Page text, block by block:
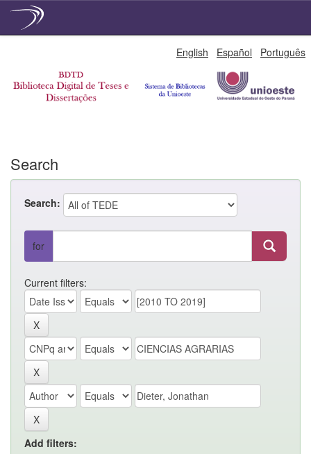
English Español Português
Search
Search:
for
Current filters:
Add filters: